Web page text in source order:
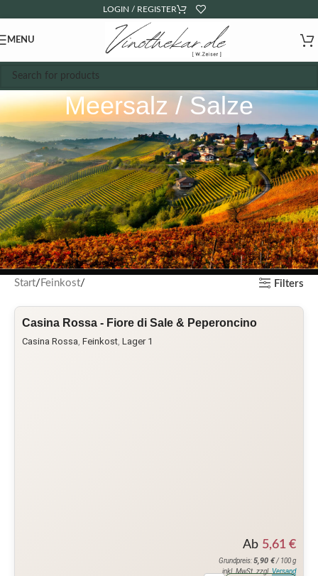
LOGIN / REGISTER
MENU
Meersalz / Salze
Start Feinkost Filters
Casina Rossa - Fiore di Sale & Peperoncino
Casina Rossa, Feinkost, Lager 1
Ab 5,61 €
Grundpreis:5,90 €/ 100 g
inkl. MwSt. zzgl. Versand